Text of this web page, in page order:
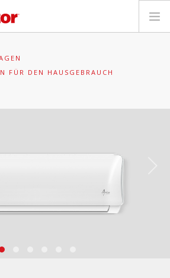
FÜR DEN HAUSGEBRAUCH